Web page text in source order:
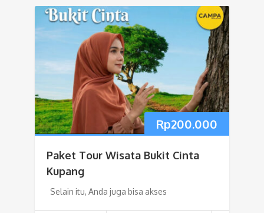
Rp200.000
Paket Tour Wisata Bukit Cinta
Kupang
Selain itu, Anda juga bisa akses